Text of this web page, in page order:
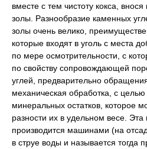
вместе с тем чистоту кокса,
золы. Разнообразие каменных
золы очень велико,
которые входят в уголь с места
по мере осмотрительности, с
по свойству сопровождающей
углей, предварительно
механическая обработка, с
минеральных остатков, которое
разности их в удельном весе. Эта
производится машинами (на
в струе воды и называется тогда